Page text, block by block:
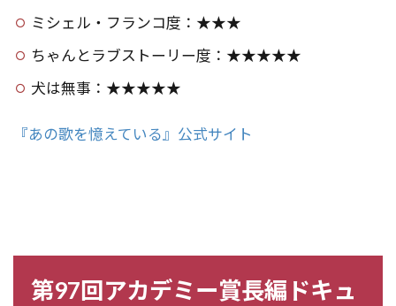
ミシェル・フランコ度：★★★
ちゃんとラブストーリー度：★★★★★
犬は無事：★★★★★
『あの歌を憶えている』公式サイト
第97回アカデミー賞長編ドキュ